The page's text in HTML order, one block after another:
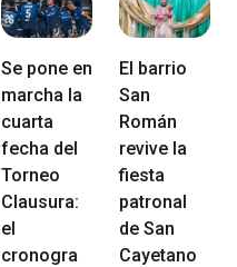
Se pone en
marcha la
cuarta
fecha del
Torneo
Clausura:
el
cronogra
El barrio
San
Román
revive la
fiesta
patronal
de San
Cayetano